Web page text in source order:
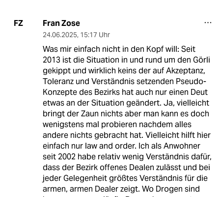
FZ Fran Zose
24.06.2025, 15:17 Uhr
Was mir einfach nicht in den Kopf will: Seit
2013 ist die Situation in und rund um den Görli
gekippt und wirklich keins der auf Akzeptanz,
Toleranz und Verständnis setzenden Pseudo-
Konzepte des Bezirks hat auch nur einen Deut
etwas an der Situation geändert. Ja, vielleicht
bringt der Zaun nichts aber man kann es doch
wenigstens mal probieren nachdem alles
andere nichts gebracht hat. Vielleicht hilft hier
einfach nur law and order. Ich als Anwohner
seit 2002 habe relativ wenig Verständnis dafür,
dass der Bezirk offenes Dealen zulässt und bei
jeder Gelegenheit größtes Verständnis für die
armen, armen Dealer zeigt. Wo Drogen sind